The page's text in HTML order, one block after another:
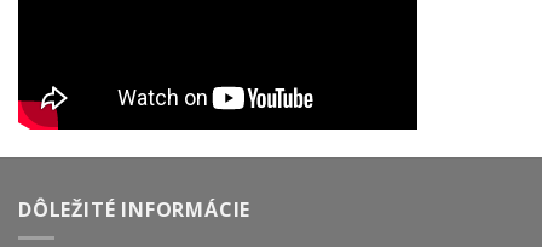
DÔLEŽITÉ INFORMÁCIE